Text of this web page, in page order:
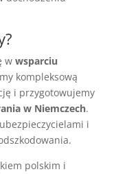
w wsparciu
kompleksową
i przygotowujemy
w Niemczech.
i
polskim i